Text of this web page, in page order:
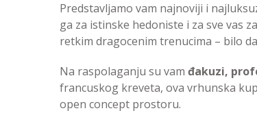
Predstavljamo vam najnoviji i
ga za istinske hedoniste i za sve vas
retkim dragocenim trenucima – bilo
Na raspolaganju su vam đakuzi,
francuskog kreveta, ova vrhunska
open concept prostoru.